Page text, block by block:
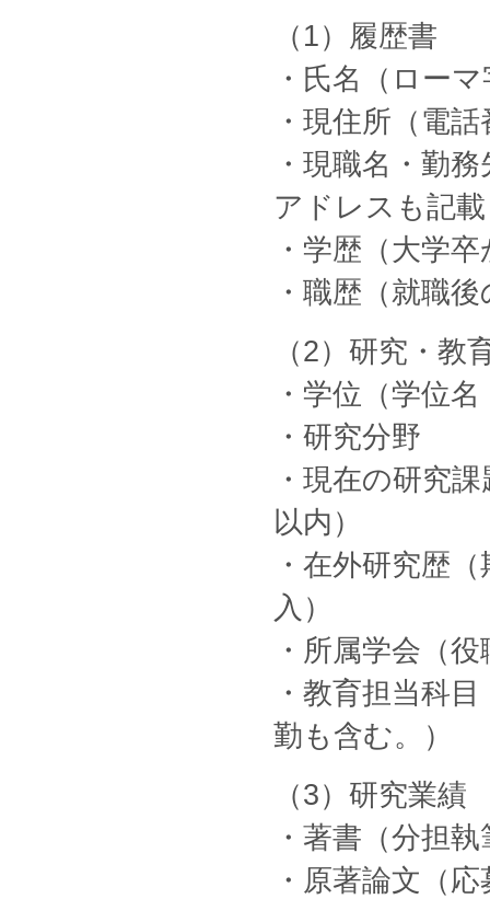
（1）履歴書
・氏名（ロー
・現住所（電
・現職名・勤
アドレスも記
・学歴（大学
・職歴（就職
（2）研究・教
・学位（学位
・研究分野
・現在の研究
以内）
・在外研究歴
入）
・所属学会（
・教育担当科
勤も含む。）
（3）研究業績
・著書（分担
・原著論文（